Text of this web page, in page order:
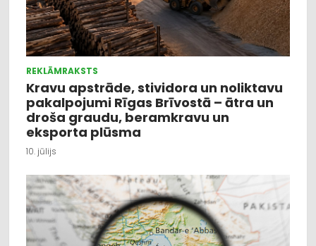
REKLĀMRAKSTS
Kravu apstrāde, stividora un noliktavu
pakalpojumi Rīgas Brīvostā – ātra un
droša graudu, beramkravu un
eksporta plūsma
10. jūlijs